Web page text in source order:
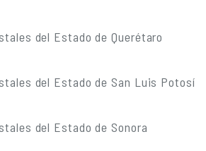
del Estado de Querétaro
del Estado de San Luis Potosí
del Estado de Sonora